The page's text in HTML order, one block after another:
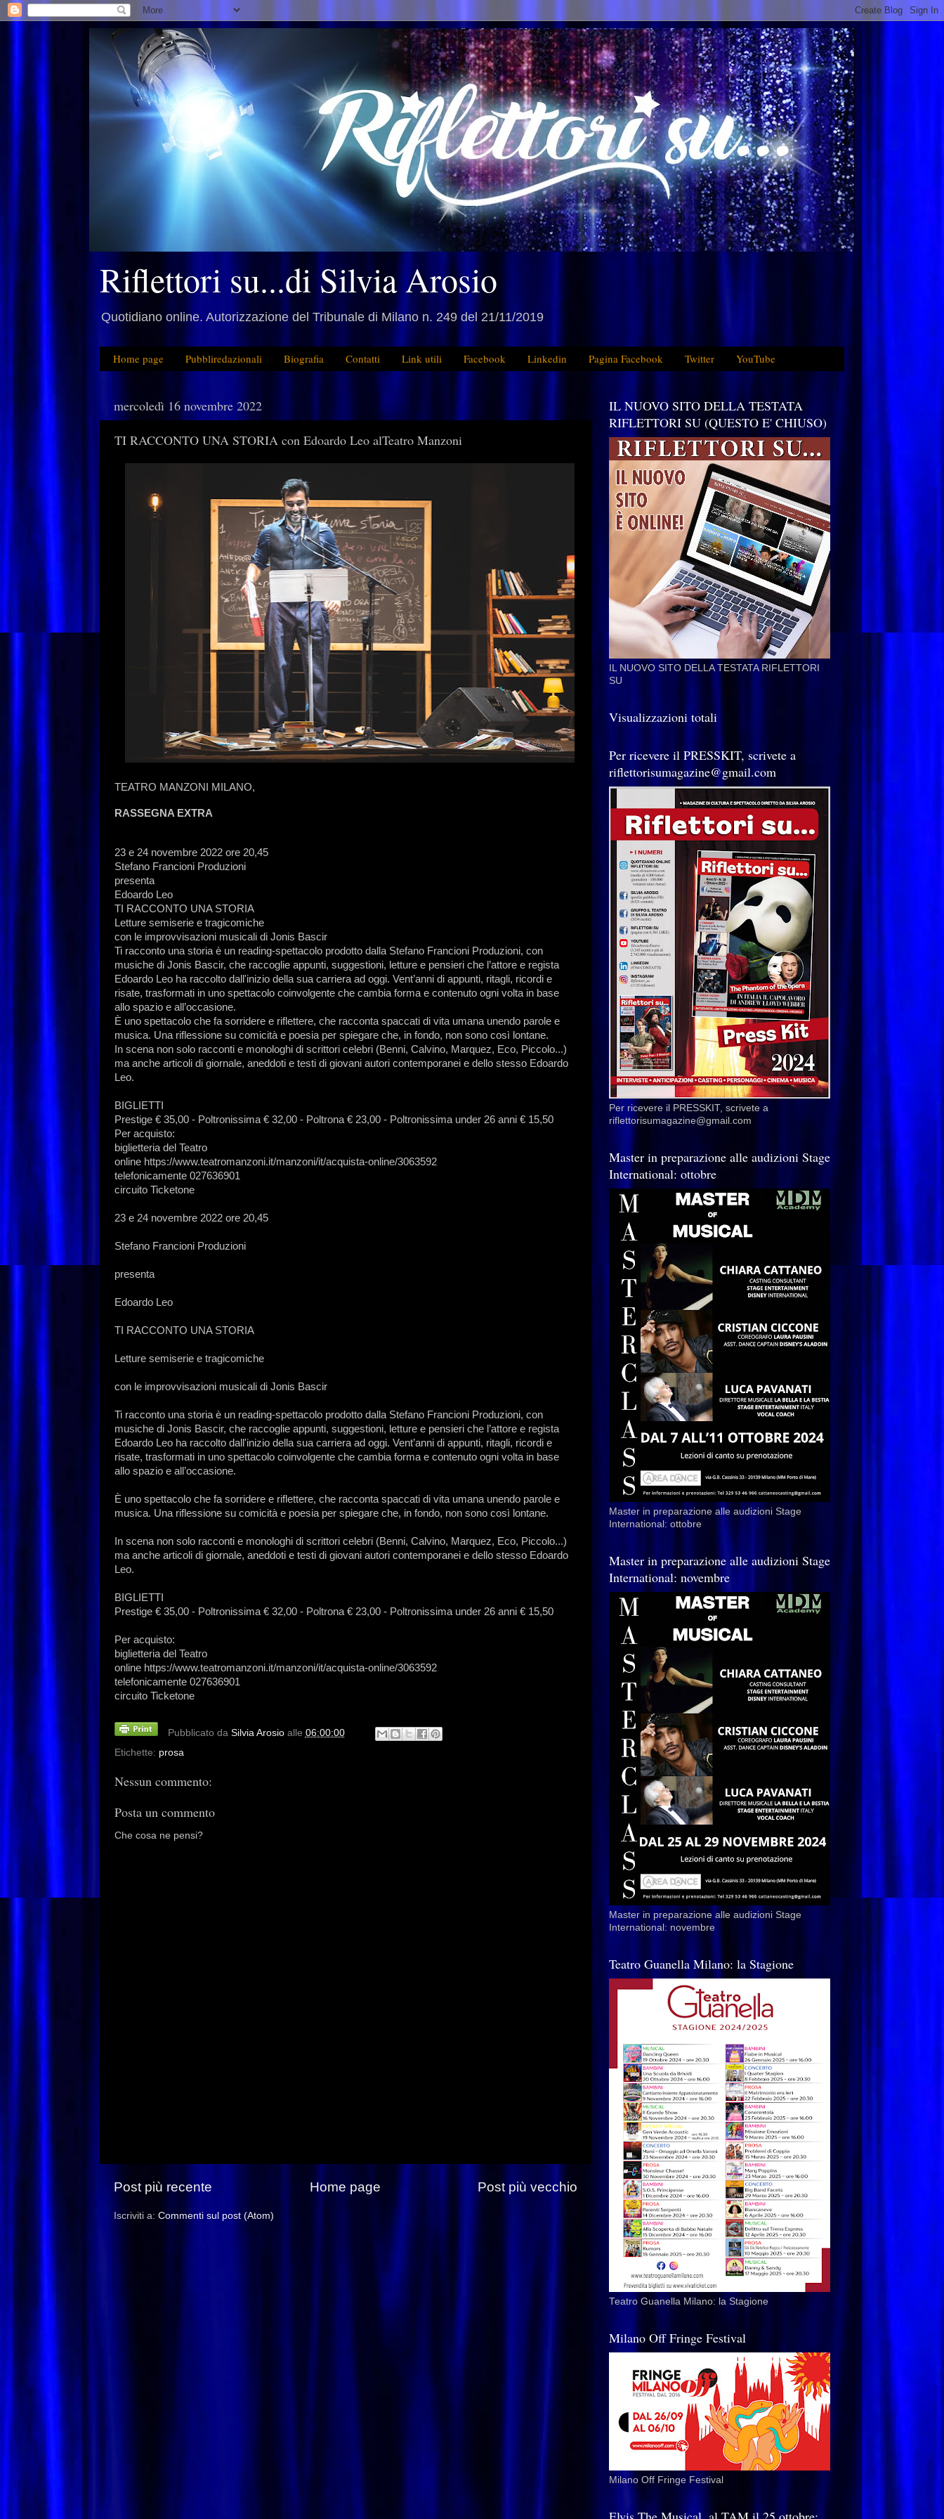
Riflettori su...di Silvia Arosio
Quotidiano online. Autorizzazione del Tribunale di Milano n. 249 del 21/11/2019
Home page Pubbliredazionali Biografia Contatti Link utili Facebook Linkedin Pagina Facebook Twitter YouTube
mercoledì 16 novembre 2022
TI RACCONTO UNA STORIA con Edoardo Leo alTeatro Manzoni
TEATRO MANZONI MILANO,
RASSEGNA EXTRA
23 e 24 novembre 2022 ore 20,45
Stefano Francioni Produzioni
presenta
Edoardo Leo
TI RACCONTO UNA STORIA
Letture semiserie e tragicomiche
con le improvvisazioni musicali di Jonis Bascir
Ti racconto una storia è un reading-spettacolo prodotto dalla Stefano Francioni Produzioni, con
musiche di Jonis Bascir, che raccoglie appunti, suggestioni, letture e pensieri che l’attore e regista
Edoardo Leo ha raccolto dall'inizio della sua carriera ad oggi. Vent’anni di appunti, ritagli, ricordi e
risate, trasformati in uno spettacolo coinvolgente che cambia forma e contenuto ogni volta in base
allo spazio e all’occasione.
È uno spettacolo che fa sorridere e riflettere, che racconta spaccati di vita umana unendo parole e
musica. Una riflessione su comicità e poesia per spiegare che, in fondo, non sono così lontane.
In scena non solo racconti e monologhi di scrittori celebri (Benni, Calvino, Marquez, Eco, Piccolo...)
ma anche articoli di giornale, aneddoti e testi di giovani autori contemporanei e dello stesso Edoardo
Leo.
BIGLIETTI
Prestige € 35,00 - Poltronissima € 32,00 - Poltrona € 23,00 - Poltronissima under 26 anni € 15,50
Per acquisto:
biglietteria del Teatro
online https://www.teatromanzoni.it/manzoni/it/acquista-online/3063592
telefonicamente 027636901
circuito Ticketone
23 e 24 novembre 2022 ore 20,45
Stefano Francioni Produzioni
presenta
Edoardo Leo
TI RACCONTO UNA STORIA
Letture semiserie e tragicomiche
con le improvvisazioni musicali di Jonis Bascir
Ti racconto una storia è un reading-spettacolo prodotto dalla Stefano Francioni Produzioni, con
musiche di Jonis Bascir, che raccoglie appunti, suggestioni, letture e pensieri che l’attore e regista
Edoardo Leo ha raccolto dall'inizio della sua carriera ad oggi. Vent’anni di appunti, ritagli, ricordi e
risate, trasformati in uno spettacolo coinvolgente che cambia forma e contenuto ogni volta in base
allo spazio e all’occasione.
È uno spettacolo che fa sorridere e riflettere, che racconta spaccati di vita umana unendo parole e
musica. Una riflessione su comicità e poesia per spiegare che, in fondo, non sono così lontane.
In scena non solo racconti e monologhi di scrittori celebri (Benni, Calvino, Marquez, Eco, Piccolo...)
ma anche articoli di giornale, aneddoti e testi di giovani autori contemporanei e dello stesso Edoardo
Leo.
BIGLIETTI
Prestige € 35,00 - Poltronissima € 32,00 - Poltrona € 23,00 - Poltronissima under 26 anni € 15,50
Per acquisto:
biglietteria del Teatro
online https://www.teatromanzoni.it/manzoni/it/acquista-online/3063592
telefonicamente 027636901
circuito Ticketone
Pubblicato da Silvia Arosio alle 06:00:00
Etichette: prosa
Nessun commento:
Posta un commento
Che cosa ne pensi?
Post più recente Post più vecchio
Home page
Iscriviti a: Commenti sul post (Atom)
IL NUOVO SITO DELLA TESTATA
RIFLETTORI SU (QUESTO E' CHIUSO)
IL NUOVO SITO DELLA TESTATA RIFLETTORI
SU
Visualizzazioni totali
Per ricevere il PRESSKIT, scrivete a
riflettorisumagazine@gmail.com
Per ricevere il PRESSKIT, scrivete a
riflettorisumagazine@gmail.com
Master in preparazione alle audizioni Stage
International: ottobre
Master in preparazione alle audizioni Stage
International: ottobre
Master in preparazione alle audizioni Stage
International: novembre
Master in preparazione alle audizioni Stage
International: novembre
Teatro Guanella Milano: la Stagione
Teatro Guanella Milano: la Stagione
Milano Off Fringe Festival
Milano Off Fringe Festival